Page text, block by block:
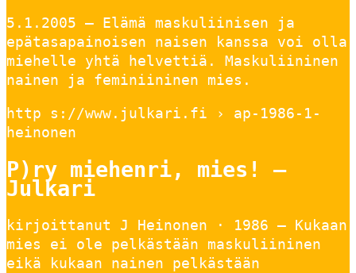
5.1.2005 — Elämä maskuliinisen ja
epätasapainoisen naisen kanssa voi olla
miehelle yhtä helvettiä. Maskuliininen
nainen ja feminiininen mies.
http s://www.julkari.fi › ap-1986-1-
heinonen
P)ry miehenri, mies! –
Julkari
kirjoittanut J Heinonen · 1986 — Kukaan
mies ei ole pelkästään maskuliininen
eikä kukaan nainen pelkästään